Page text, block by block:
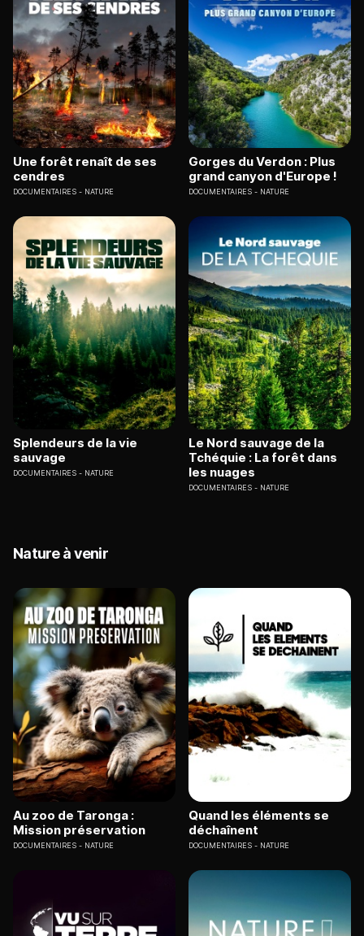
Une forêt renaît de ses
cendres
DOCUMENTAIRES NATURE
Gorges du Verdon : Plus
grand canyon d'Europe !
DOCUMENTAIRES NATURE
Splendeurs de la vie
sauvage
DOCUMENTAIRES NATURE
Le Nord sauvage de la
Tchéquie : La forêt dans
les nuages
DOCUMENTAIRES NATURE
Nature à venir
Au zoo de Taronga :
Mission préservation
DOCUMENTAIRES NATURE
Quand les éléments se
déchaînent
DOCUMENTAIRES NATURE